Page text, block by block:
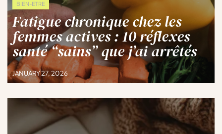
BIEN-ETRE
Fatigue chronique chez les
femmes actives : 10 réflexes
santé “sains” que j’ai arrêtés
JANUARY 27, 2026